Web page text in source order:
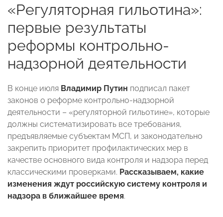
«Регуляторная гильотина»:
первые результаты
реформы контрольно-
надзорной деятельности
В конце июля Владимир Путин подписал пакет
законов о реформе контрольно-надзорной
деятельности – «регуляторной гильотине», которые
должны систематизировать все требования,
предъявляемые субъектам МСП, и законодательно
закрепить приоритет профилактических мер в
качестве основного вида контроля и надзора перед
классическими проверками. Рассказываем, какие
изменения ждут российскую систему контроля и
надзора в ближайшее время.